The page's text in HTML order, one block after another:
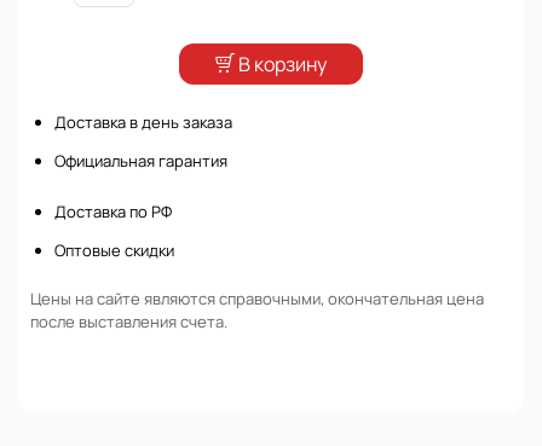
В корзину
Доставка в день заказа
Официальная гарантия
Доставка по РФ
Оптовые скидки
Цены на сайте являются справочными, окончательная цена
после выставления счета.